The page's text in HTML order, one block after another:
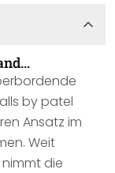
by patel
Ansatz im
Weit
die